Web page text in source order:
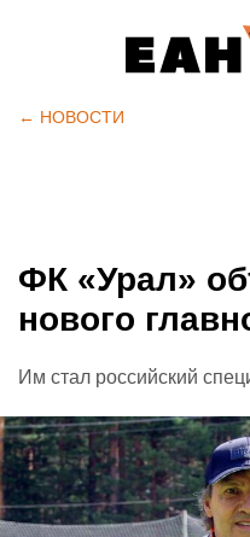
← НОВОСТИ
ФК «Урал»
нового
Им стал российский